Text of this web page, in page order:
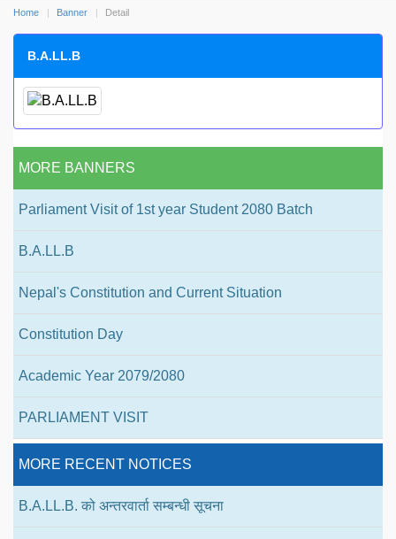
Home Banner Detail
B.A.LL.B
MORE BANNERS
Parliament Visit of 1st year Student 2080 Batch
B.A.LL.B
Nepal's Constitution and Current Situation
Constitution Day
Academic Year 2079/2080
PARLIAMENT VISIT
MORE RECENT NOTICES
B.A.LL.B. को अन्तरवार्ता सम्बन्धी सूचना